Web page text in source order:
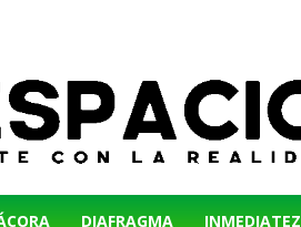
DIAFRAGMA INMEDIATEZ